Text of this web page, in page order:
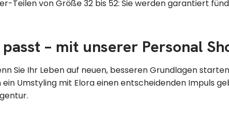
von Größe 32 bis 52: Sie werden garantiert
– mit unserer Personal
Sie Ihr Leben auf neuen, besseren Grundlagen
Umstyling mit Elora einen entscheidenden Impuls